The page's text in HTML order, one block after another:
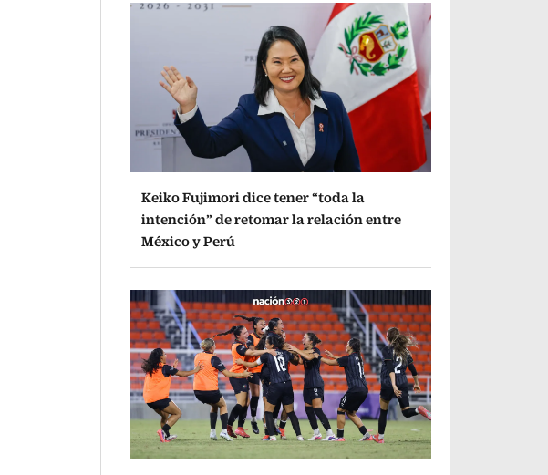
Keiko Fujimori dice tener “toda la
intención” de retomar la relación entre
México y Perú